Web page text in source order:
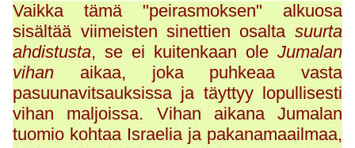
Vaikka tämä "peirasmoksen" alkuosa
sisältää viimeisten sinettien osalta suurta
ahdistusta, se ei kuitenkaan ole Jumalan
vihan aikaa, joka puhkeaa vasta
pasuunavitsauksissa ja täyttyy lopullisesti
vihan maljoissa. Vihan aikana Jumalan
tuomio kohtaa Israelia ja pakanamaailmaa,